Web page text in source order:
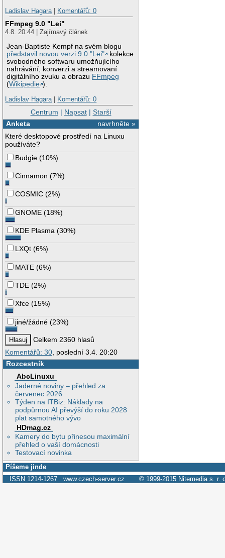
Ladislav Hagara | Komentářů: 0
FFmpeg 9.0 "Lei"
4.8. 20:44 | Zajímavý článek
Jean-Baptiste Kempf na svém blogu
představil novou verzi 9.0 "Lei"
kolekce
svobodného softwaru umožňujícího
nahrávání, konverzi a streamovaní
digitálního zvuku a obrazu FFmpeg
(Wikipedie ).
Ladislav Hagara | Komentářů: 0
Centrum | Napsat| Starší
navrhněte »
Anketa
Které desktopové prostředí na Linuxu
používáte?
Budgie (10%)
Cinnamon (7%)
COSMIC (2%)
GNOME (18%)
KDE Plasma (30%)
LXQt (6%)
MATE (6%)
TDE (2%)
Xfce (15%)
jiné/žádné (23%)
Celkem 2360 hlasů
Komentářů: 30, poslední 3.4. 20:20
Rozcestník
AbcLinuxu
Jaderné noviny – přehled za
červenec 2026
Týden na ITBiz: Náklady na
podpůrnou AI převýší do roku 2028
plat samotného vývo
HDmag.cz
Kamery do bytu přinesou maximální
přehled o vaší domácnosti
Testovací novinka
Píšeme jinde
ISSN 1214-1267 www.czech-server.cz © 1999-2015 Nitemedia s. r.